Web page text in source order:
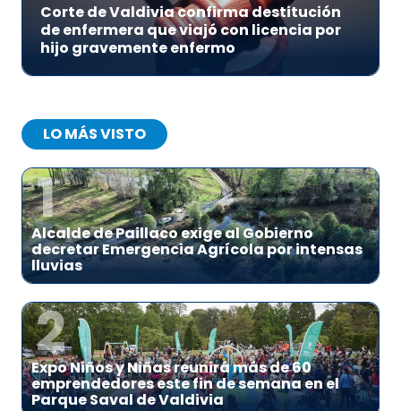
Corte de Valdivia confirma destitución
de enfermera que viajó con licencia por
hijo gravemente enfermo
LO MÁS VISTO
1
Alcalde de Paillaco exige al Gobierno
decretar Emergencia Agrícola por intensas
lluvias
2
Expo Niños y Niñas reunirá más de 60
emprendedores este fin de semana en el
Parque Saval de Valdivia